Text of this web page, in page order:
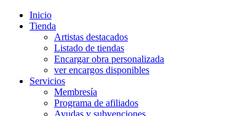
Inicio
Tienda
Artistas destacados
Listado de tiendas
Encargar obra personalizada
ver encargos disponibles
Servicios
Membresía
Programa de afiliados
Ayudas y subvenciones